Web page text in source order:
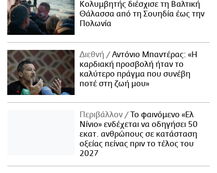
Κολυμβητής διέσχισε τη Βαλτική
Θάλασσα από τη Σουηδία έως την
Πολωνία
Διεθνή
Αντόνιο Μπαντέρας: «Η
καρδιακή προσβολή ήταν το
καλύτερο πράγμα που συνέβη
ποτέ στη ζωή μου»
Περιβάλλον
Το φαινόμενο «Ελ
Νίνιο» ενδέχεται να οδηγήσει 50
εκατ. ανθρώπους σε κατάσταση
οξείας πείνας πριν το τέλος του
2027